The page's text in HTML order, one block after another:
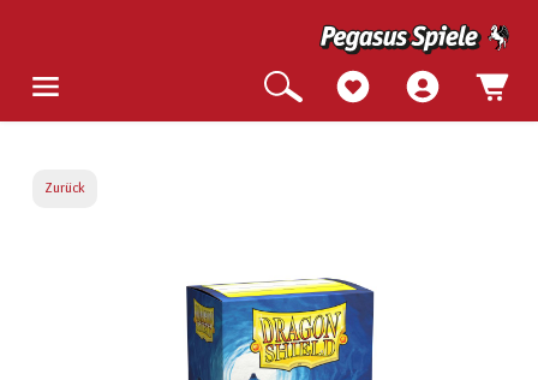
Zurück
Bildergalerie überspringen